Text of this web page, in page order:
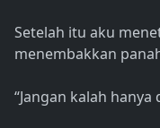
Setelah itu aku
menembakkan
“Jangan kalah hanya